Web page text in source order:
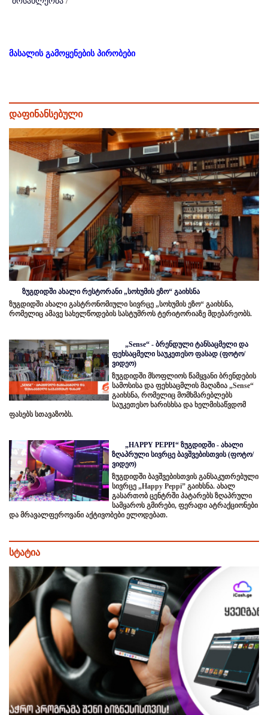
მასალის გამოყენების პირობები
დაფინანსებული
ზუგდიდში ახალი რესტორანი „სოხუმის ეზო“ გაიხსნა
ზუგდიდში ახალი გასტრონომიული სივრცე „სოხუმის ეზო“ გაიხსნა,
რომელიც ამავე სახელწოდების სასტუმროს ტერიტორიაზე მდებარეობს.
„Sense“ - ბრენდული ტანსაცმელი და
ფეხსაცმელი საუკეთესო ფასად (ფოტო/
ვიდეო)
ზუგდიდში მსოფლიოს წამყვანი ბრენდების
სამოსისა და ფეხსაცმლის მაღაზია „Sense“
გაიხსნა, რომელიც მომხმარებლებს
საუკეთესო ხარისხსა და ხელმისაწვდომ
ფასებს სთავაზობს.
„HAPPY PEPPI“ ზუგდიდში - ახალი
ზღაპრული სივრცე ბავშვებისთვის (ფოტო/
ვიდეო)
ზუგდიდში ბავშვებისთვის განსაკუთრებული
სივრცე „Happy Peppi” გაიხსნა. ახალ
გასართობ ცენტრში პატარებს ზღაპრული
სამყაროს გმირები, ფერადი ატრაქციონები
და მრავალფეროვანი აქტივობები ელოდებათ.
სტატია